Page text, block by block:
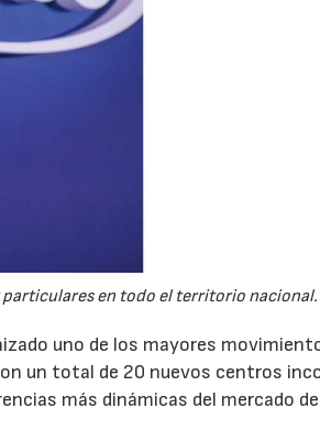
en todo el territorio nacional.
uno de los mayores
un total de 20 nuevos centros
más dinámicas del mercado